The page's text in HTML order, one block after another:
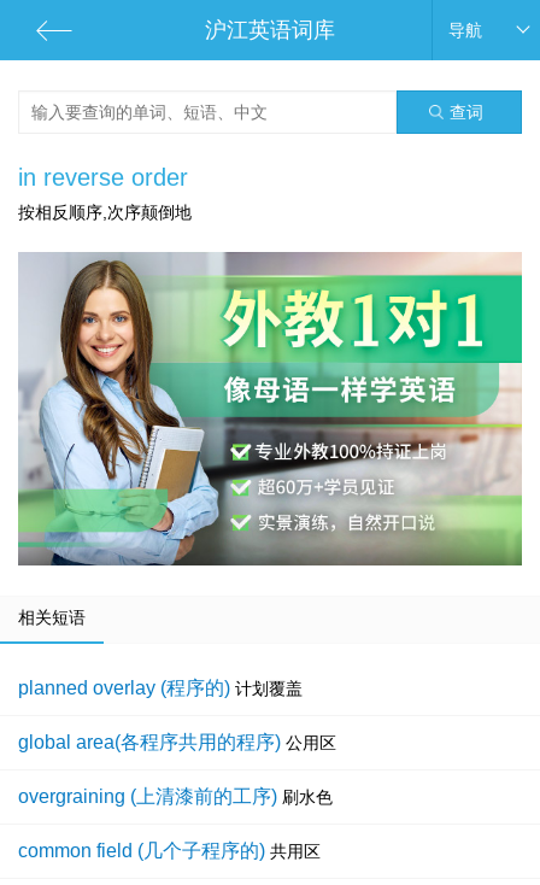
沪江英语词库 导航
查词
in reverse order
按相反顺序,次序颠倒地
相关短语
planned overlay (程序的) 计划覆盖
global area(各程序共用的程序) 公用区
overgraining (上清漆前的工序) 刷水色
common field (几个子程序的) 共用区